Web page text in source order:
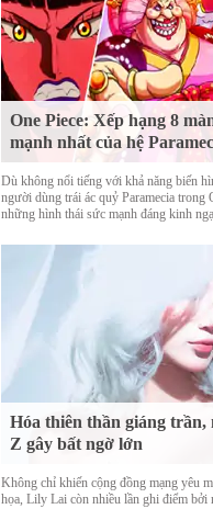
One Piece: Xếp hạng 8
mạnh nhất của hệ
Dù không nổi tiếng với khả năng biến
người dùng trái ác quỷ Paramecia trong
những hình thái sức mạnh đáng kinh
Hóa thiên thần giáng trần,
Z gây bất ngờ lớn
Không chỉ khiến cộng đồng mạng yêu
họa, Lily Lai còn nhiều lần ghi điểm bởi